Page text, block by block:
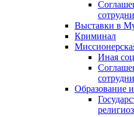
Выставки в
Криминал
Иная
Образование